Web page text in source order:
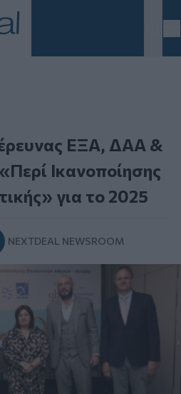
ΕΞΑ, ΔΑΑ &
Ικανοποίησης
για το 2025
NEXTDEAL NEWSROOM